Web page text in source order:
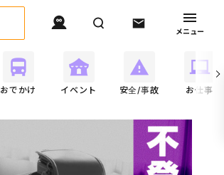
メニュー
おでかけ イベント 安全/事故 お仕事